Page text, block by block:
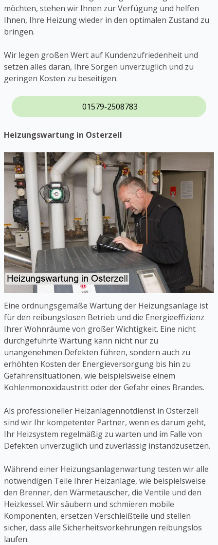
möchten, stehen wir Ihnen zur Verfügung und helfen
Ihnen, Ihre Heizung wieder in den optimalen Zustand zu
bringen.
Wir legen großen Wert auf Kundenzufriedenheit und
setzen alles daran, Ihre Sorgen unverzüglich und zu
geringen Kosten zu beseitigen.
01579-2508783
Heizungswartung in Osterzell
Eine ordnungsgemäße Wartung der Heizungsanlage ist
für den reibungslosen Betrieb und die Energieeffizienz
Ihrer Wohnräume von großer Wichtigkeit. Eine nicht
durchgeführte Wartung kann nicht nur zu
unangenehmen Defekten führen, sondern auch zu
erhöhten Kosten der Energieversorgung bis hin zu
Gefahrensituationen, wie beispielsweise einem
Kohlenmonoxidaustritt oder der Gefahr eines Brandes.
Als professioneller Heizanlagennotdienst in Osterzell
sind wir Ihr kompetenter Partner, wenn es darum geht,
Ihr Heizsystem regelmäßig zu warten und im Falle von
Defekten unverzüglich und zuverlässig instandzusetzen.
Während einer Heizungsanlagenwartung testen wir alle
notwendigen Teile Ihrer Heizanlage, wie beispielsweise
den Brenner, den Wärmetauscher, die Ventile und den
Heizkessel. Wir säubern und schmieren mobile
Komponenten, ersetzen Verschleißteile und stellen
sicher, dass alle Sicherheitsvorkehrungen reibungslos
laufen.